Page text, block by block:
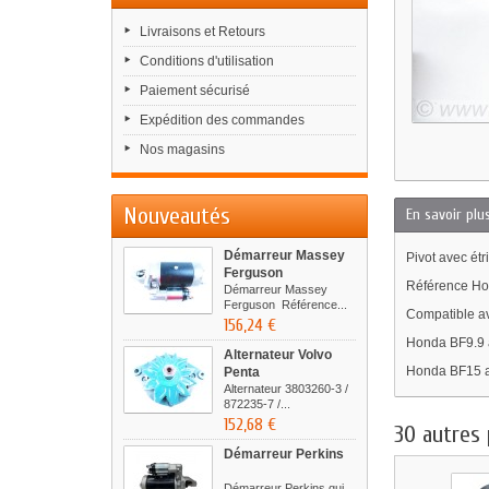
Livraisons et Retours
Conditions d'utilisation
Paiement sécurisé
Expédition des commandes
Nos magasins
Nouveautés
Démarreur Massey
Ferguson
Démarreur Massey
Ferguson Référence...
156,24 €
Alternateur Volvo
Penta
Alternateur 3803260-3 /
872235-7 /...
152,68 €
Démarreur Perkins
En savoir
Pivot avec
Référence
Compatible
Honda
Honda BF15
30 autres